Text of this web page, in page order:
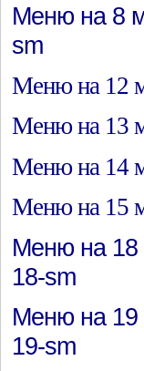
Меню на 8
sm
Меню на 12
Меню на 13
Меню на 14
Меню на 15
Меню на 18
18-sm
Меню на 19
19-sm